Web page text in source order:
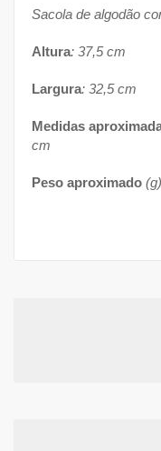
Sacola de algodão
Altura: 37,5 cm
Largura: 32,5 cm
Medidas
cm
Peso aproximado